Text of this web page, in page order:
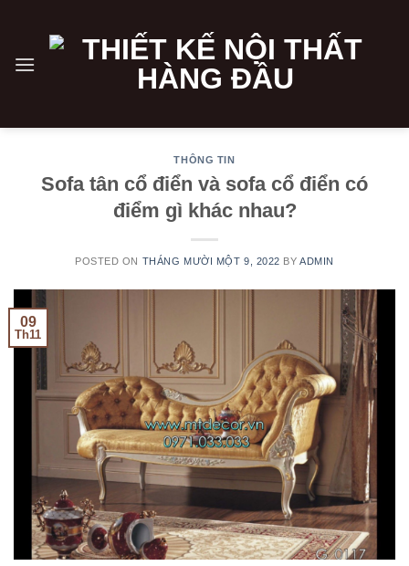
content
THÔNG TIN
Sofa tân cổ điển và sofa cổ điển có
điểm gì khác nhau?
POSTED ON THÁNG MƯỜI MỘT 9, 2022 BYADMIN
09
Th11